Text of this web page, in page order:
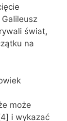
świat,
na
może
i wykazać